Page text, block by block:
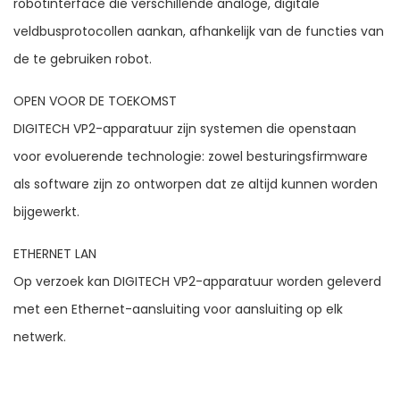
robotinterface die verschillende analoge, digitale
veldbusprotocollen aankan, afhankelijk van de functies van
de te gebruiken robot.
OPEN VOOR DE TOEKOMST
DIGITECH VP2-apparatuur zijn systemen die openstaan ​​
voor evoluerende technologie: zowel besturingsfirmware
als software zijn zo ontworpen dat ze altijd kunnen worden
bijgewerkt.
ETHERNET LAN
Op verzoek kan DIGITECH VP2-apparatuur worden geleverd
met een Ethernet-aansluiting voor aansluiting op elk
netwerk.